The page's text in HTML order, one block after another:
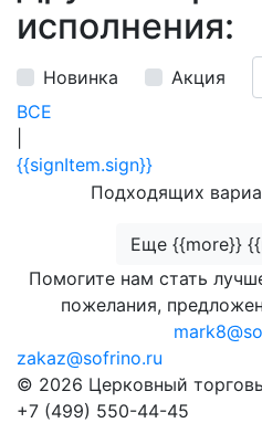
исполнения:
Новинка
Акция
ВСЕ
{{signItem.sign}}
Подходящих
Еще {{more}}
Помогите нам стать
пожелания,
zakaz@sofrino.ru
© 2026 Церковный
+7 (499) 550-44-45